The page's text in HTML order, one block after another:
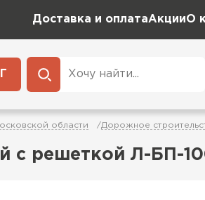
Доставка и оплатаАкцииО
области Дорожное
с решеткой Л-БП-